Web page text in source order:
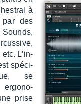
à
par des
Sounds,
etc. L’in­
spéci­
se
ergo­no­
prise